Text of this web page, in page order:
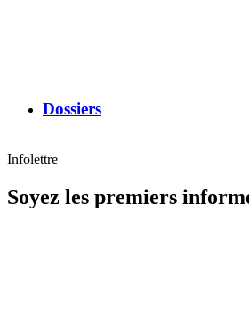
Dossiers
Infolettre
Soyez les premiers